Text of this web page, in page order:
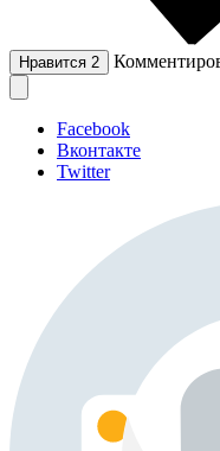
Нравится 2
Facebook
Вконтакте
Twitter